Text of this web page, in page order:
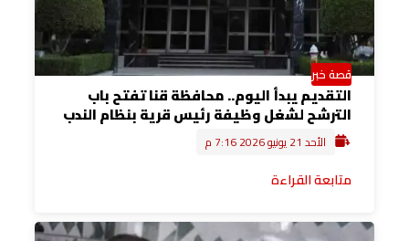
قصة خبر
التقديم يبدأ اليوم.. محافظة قنا تفتح باب
الترشح لشغل وظيفة رئيس قرية بنظام الندب
الأحد 21 يونيو 2026 7:16 م
متابعة القراءة